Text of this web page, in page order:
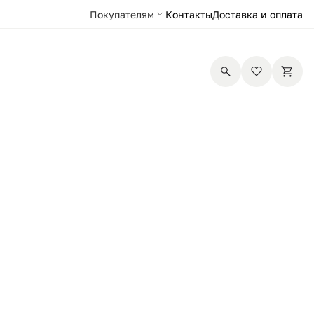
Покупателям КонтактыДоставка и оплата